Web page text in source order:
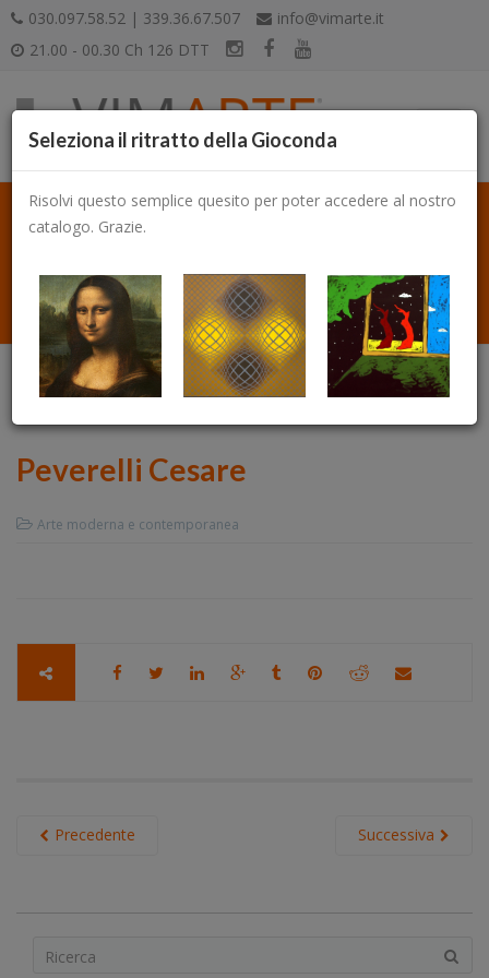
030.097.58.52 | 339.36.67.507
info@vimarte.it
21.00 - 00.30 Ch 126 DTT
Peverelli Cesare
Arte moderna e contemporanea
Successiva
Precedente
Seleziona il ritratto della Gioconda
Risolvi questo semplice quesito per poter accedere al nostro
catalogo. Grazie.